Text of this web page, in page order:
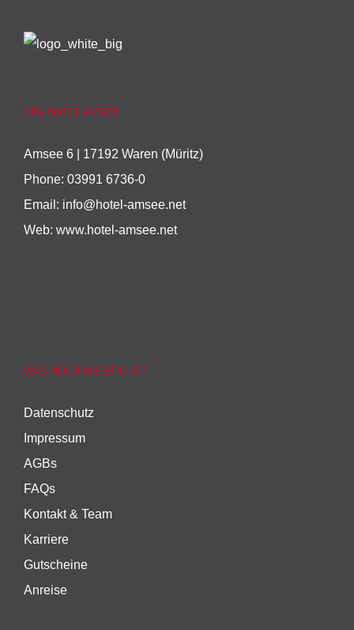
SPA HOTEL AMSEE
Amsee 6 | 17192 Waren (Müritz)
Phone: 03991 6736-0
Email: info@hotel-amsee.net
Web: www.hotel-amsee.net
WAS NOCH WICHTIG IST
Datenschutz
Impressum
AGBs
FAQs
Kontakt & Team
Karriere
Gutscheine
Anreise